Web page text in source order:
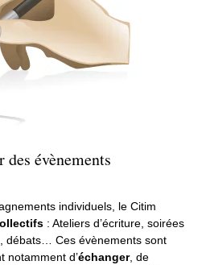
des évènements
individuels, le Citim
: Ateliers d’écriture, soirées
débats… Ces évènements sont
notamment d’échanger, de